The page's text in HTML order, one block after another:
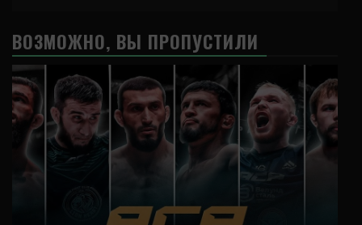
ВОЗМОЖНО, ВЫ ПРОПУСТИЛИ